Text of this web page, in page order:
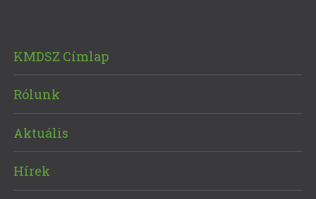
KMDSZ Címlap
Rólunk
Aktuális
Hírek